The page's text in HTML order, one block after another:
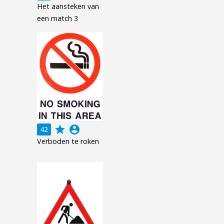
Het aansteken van
een match 3
42 grade account_circle
Verboden te roken